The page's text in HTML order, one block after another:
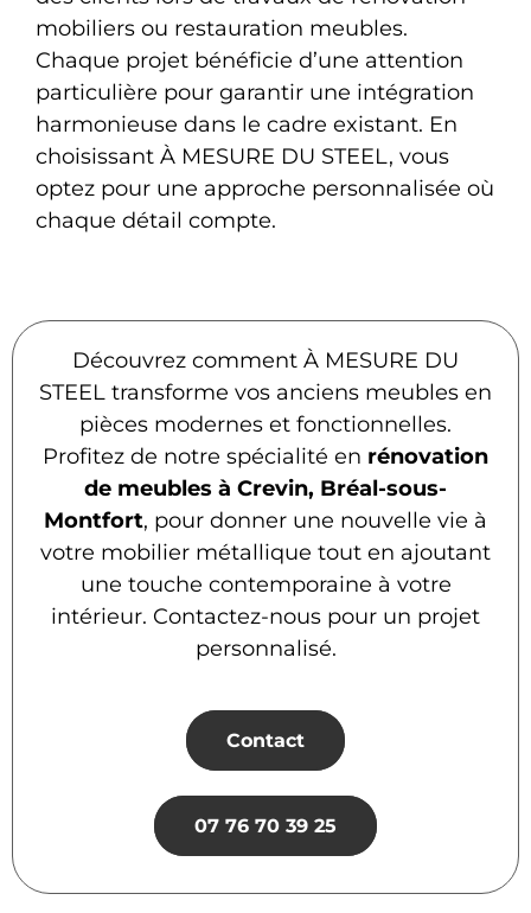
mobiliers ou restauration meubles.
Chaque projet bénéficie d’une attention
particulière pour garantir une intégration
harmonieuse dans le cadre existant. En
choisissant À MESURE DU STEEL, vous
optez pour une approche personnalisée où
chaque détail compte.
Découvrez comment À MESURE DU
STEEL transforme vos anciens meubles en
pièces modernes et fonctionnelles.
Profitez de notre spécialité en rénovation
de meubles à Crevin, Bréal-sous-
Montfort, pour donner une nouvelle vie à
votre mobilier métallique tout en ajoutant
une touche contemporaine à votre
intérieur. Contactez-nous pour un projet
personnalisé.
Contact
07 76 70 39 25